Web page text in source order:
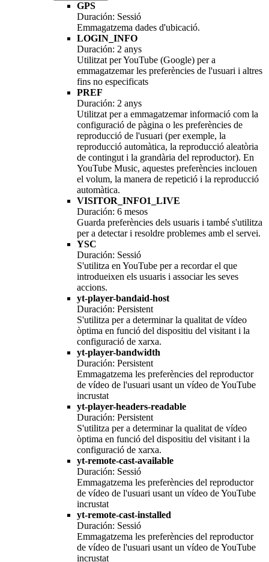
GPS
Duración: Sessió
Emmagatzema dades d'ubicació.
LOGIN_INFO
Duración: 2 anys
Utilitzat per YouTube (Google) per a
emmagatzemar les preferències de l'usuari i altres
fins no especificats
PREF
Duración: 2 anys
Utilitzat per a emmagatzemar informació com la
configuració de pàgina o les preferències de
reproducció de l'usuari (per exemple, la
reproducció automàtica, la reproducció aleatòria
de contingut i la grandària del reproductor). En
YouTube Music, aquestes preferències inclouen
el volum, la manera de repetició i la reproducció
automàtica.
VISITOR_INFO1_LIVE
Duración: 6 mesos
Guarda preferències dels usuaris i també s'utilitza
per a detectar i resoldre problemes amb el servei.
YSC
Duración: Sessió
S'utilitza en YouTube per a recordar el que
introdueixen els usuaris i associar les seves
accions.
yt-player-bandaid-host
Duración: Persistent
S'utilitza per a determinar la qualitat de vídeo
òptima en funció del dispositiu del visitant i la
configuració de xarxa.
yt-player-bandwidth
Duración: Persistent
Emmagatzema les preferències del reproductor
de vídeo de l'usuari usant un vídeo de YouTube
incrustat
yt-player-headers-readable
Duración: Persistent
S'utilitza per a determinar la qualitat de vídeo
òptima en funció del dispositiu del visitant i la
configuració de xarxa.
yt-remote-cast-available
Duración: Sessió
Emmagatzema les preferències del reproductor
de vídeo de l'usuari usant un vídeo de YouTube
incrustat
yt-remote-cast-installed
Duración: Sessió
Emmagatzema les preferències del reproductor
de vídeo de l'usuari usant un vídeo de YouTube
incrustat